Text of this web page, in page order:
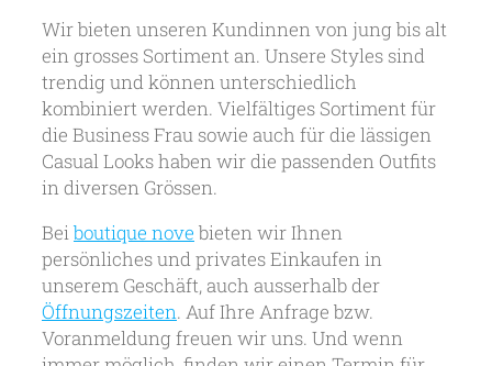
Wir bieten unseren Kundinnen von jung bis alt
ein grosses Sortiment an. Unsere Styles sind
trendig und können unterschiedlich
kombiniert werden. Vielfältiges Sortiment für
die Business Frau sowie auch für die lässigen
Casual Looks haben wir die passenden Outfits
in diversen Grössen.
Beiboutique nove bieten wir Ihnen
persönliches und privates Einkaufen in
unserem Geschäft, auch ausserhalb der
Öffnungszeiten. Auf Ihre Anfrage bzw.
Voranmeldung freuen wir uns. Und wenn